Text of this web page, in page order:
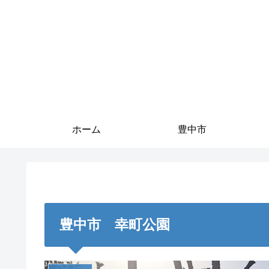
ホーム 豊中市
豊中市 幸町公園